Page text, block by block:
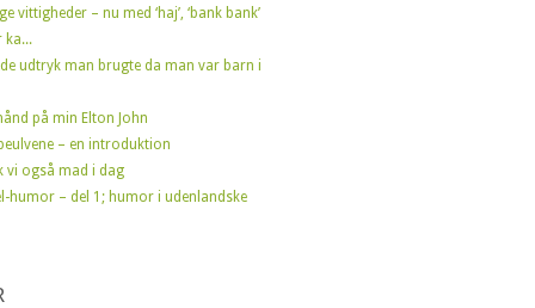
vittigheder – nu med ‘haj’, ‘bank bank’
ka...
udtryk man brugte da man var barn i
på min Elton John
– en introduktion
vi også mad i dag
humor – del 1; humor i udenlandske